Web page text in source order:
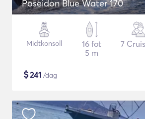
Poseidon Blue Water 170
Midtkonsoll
16 fot
5 m
7
$241 /dag